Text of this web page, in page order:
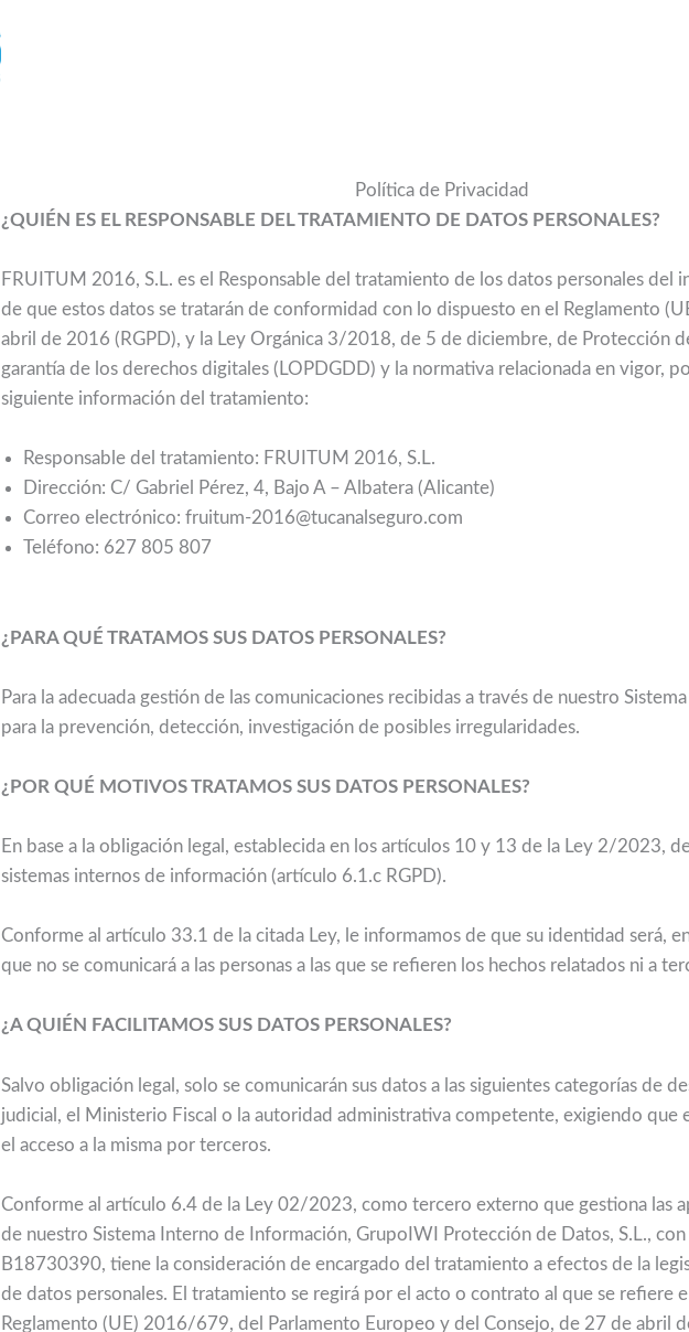
Política de Privacidad
¿QUIÉN ES EL RESPONSABLE DEL TRATAMIENTO DE DATOS PERSONALES?
FRUITUM 2016, S.L. es el Responsable del tratamiento de los datos personales del
de que estos datos se tratarán de conformidad con lo dispuesto en el Reglamento
abril de 2016 (RGPD), y la Ley Orgánica 3/2018, de 5 de diciembre, de Protección
garantía de los derechos digitales (LOPDGDD) y la normativa relacionada en vigor,
siguiente información del tratamiento:
Responsable del tratamiento: FRUITUM 2016, S.L.
Dirección: C/ Gabriel Pérez, 4, Bajo A – Albatera (Alicante)
Correo electrónico: fruitum-2016@tucanalseguro.com
Teléfono: 627 805 807
¿PARA QUÉ TRATAMOS SUS DATOS PERSONALES?
Para la adecuada gestión de las comunicaciones recibidas a través de nuestro
para la prevención, detección, investigación de posibles irregularidades.
¿POR QUÉ MOTIVOS TRATAMOS SUS DATOS PERSONALES?
En base a la obligación legal, establecida en los artículos 10 y 13 de la Ley 2/2023,
sistemas internos de información (artículo 6.1.c RGPD).
Conforme al artículo 33.1 de la citada Ley, le informamos de que su identidad será,
que no se comunicará a las personas a las que se refieren los hechos relatados ni a
¿A QUIÉN FACILITAMOS SUS DATOS PERSONALES?
Salvo obligación legal, solo se comunicarán sus datos a las siguientes categorías de
judicial, el Ministerio Fiscal o la autoridad administrativa competente, exigiendo que
el acceso a la misma por terceros.
Conforme al artículo 6.4 de la Ley 02/2023, como tercero externo que gestiona las
de nuestro Sistema Interno de Información, GrupoIWI Protección de Datos, S.L., con
B18730390, tiene la consideración de encargado del tratamiento a efectos de la
de datos personales. El tratamiento se regirá por el acto o contrato al que se refiere
Reglamento (UE) 2016/679, del Parlamento Europeo y del Consejo, de 27 de abril